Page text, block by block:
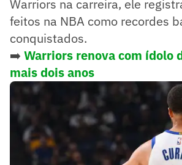
Warriors na carreira, ele
feitos na NBA como recordes
conquistados.
➡️ Warriors renova com ídolo
mais dois anos